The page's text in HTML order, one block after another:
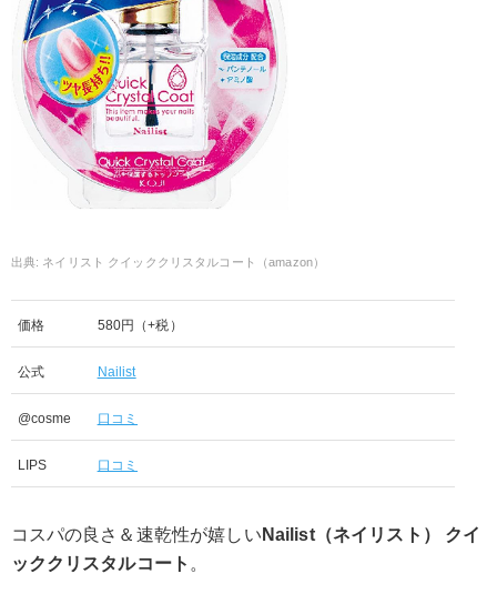
ネイリスト クイッククリスタルコート（amazon）
価格 580円（+税）
公式 Nailist
@cosme 口コミ
LIPS 口コミ
コスパの良さ＆速乾性が嬉しい Nailist（ネイリスト） クイ
ッククリスタルコート 。